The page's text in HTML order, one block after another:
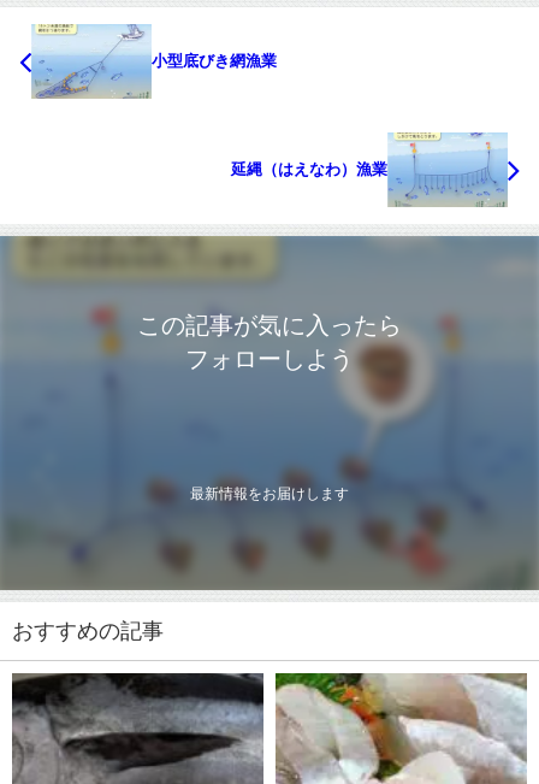
小型底びき網漁業
延縄（はえなわ）漁業
この記事が気に入ったら
フォローしよう
最新情報をお届けします
おすすめの記事